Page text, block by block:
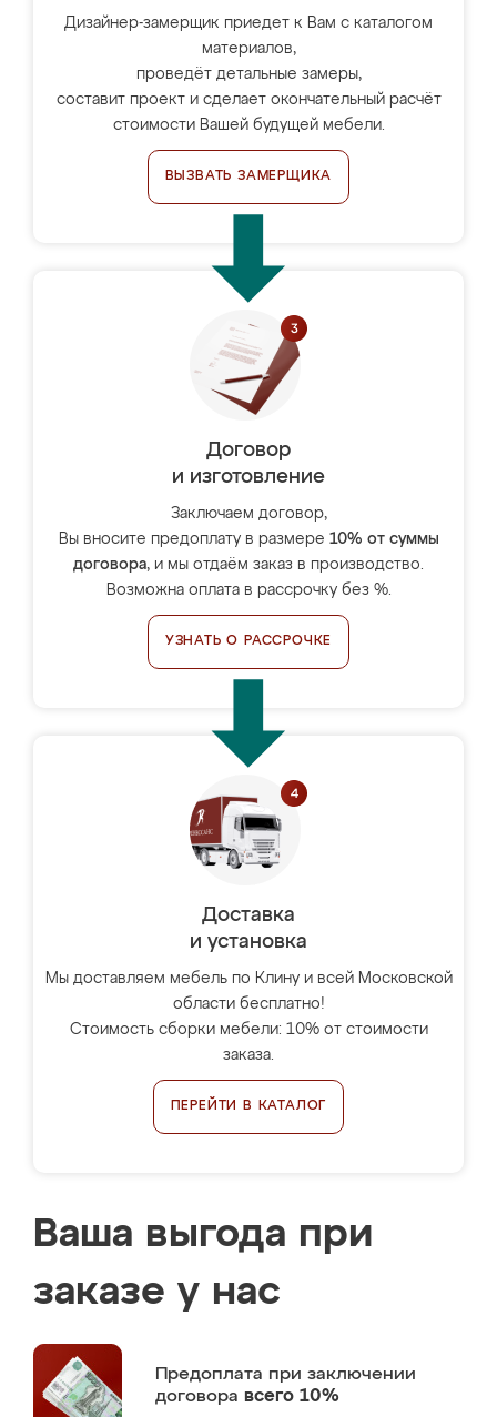
Дизайнер-замерщик приедет к Вам с каталогом
материалов,
проведёт детальные замеры,
составит проект и сделает окончательный расчёт
стоимости Вашей будущей мебели.
ВЫЗВАТЬ ЗАМЕРЩИКА
Договор
и изготовление
Заключаем договор,
Вы вносите предоплату в размере 10% от суммы
договора, и мы отдаём заказ в производство.
Возможна оплата в рассрочку без %.
УЗНАТЬ О РАССРОЧКЕ
Доставка
и установка
Мы доставляем мебель по Клину и всей Московской
области бесплатно!
Стоимость сборки мебели: 10% от стоимости
заказа.
ПЕРЕЙТИ В КАТАЛОГ
Ваша выгода при
заказе у нас
Предоплата при заключении
договора всего 10%